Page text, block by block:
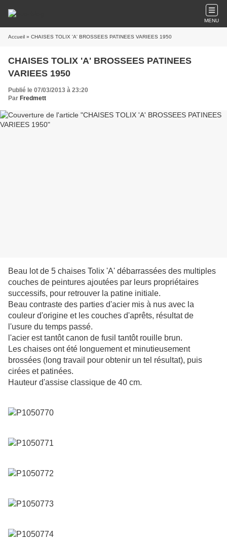
MENU
Accueil » CHAISES TOLIX 'A' BROSSEES PATINEES VARIEES 1950
CHAISES TOLIX 'A' BROSSEES PATINEES
VARIEES 1950
Publié le 07/03/2013 à 23:20
Par Fredmett
Beau lot de 5 chaises Tolix 'A' débarrassées des multiples
couches de peintures ajoutées par leurs propriétaires
successifs, pour retrouver la patine initiale.
Beau contraste des parties d'acier mis à nus avec la
couleur d'origine et les couches d'aprêts, résultat de
l'usure du temps passé.
l'acier est tantôt canon de fusil tantôt rouille brun.
Les chaises ont été longuement et minutieusement
brossées (long travail pour obtenir un tel résultat), puis
cirées et patinées.
Hauteur d'assise classique de 40 cm.